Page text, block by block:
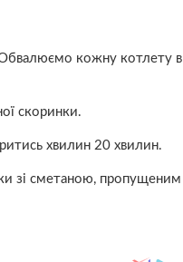
кожну котлету в
скоринки.
хвилин 20 хвилин.
зі сметаною, пропущеним